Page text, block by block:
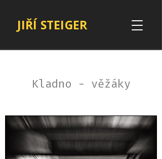
JIŘÍ STEIGER
Kladno - věžáky